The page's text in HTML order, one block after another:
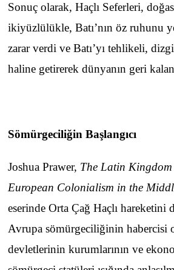
Sonuç olarak, Haçlı Seferleri,
ikiyüzlülükle, Batı’nın öz ruhunu
zarar verdi ve Batı’yı tehlikeli,
haline getirerek dünyanın geri
Sömürgeciliğin Başlangıcı
Joshua Prawer, The Latin Kingdom
European Colonialism in the
eserinde Orta Çağ Haçlı hareketini
Avrupa sömürgeciliğinin habercisi
devletlerinin kurumlarının ve